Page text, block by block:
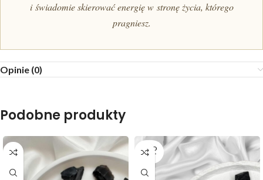
i świadomie skierować energię w stronę życia, którego
pragniesz.
Opinie (0)
Podobne produkty
SOLD
OUT